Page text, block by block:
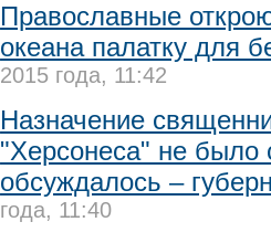
Православные
океана палатку для
2015 года, 11:42
Назначение
"Херсонеса" не было
обсуждалось –
года, 11:40